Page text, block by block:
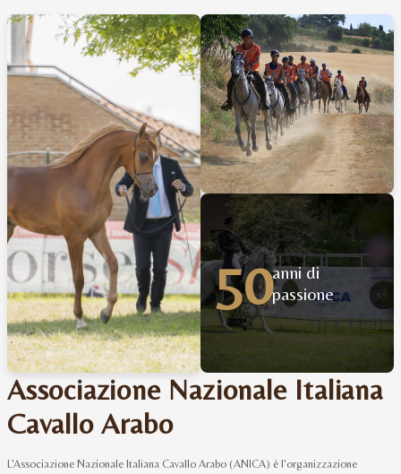
50anni di
passione
Associazione Nazionale Italiana
Cavallo Arabo
L'Associazione Nazionale Italiana Cavallo Arabo (ANICA) è l'organizzazione